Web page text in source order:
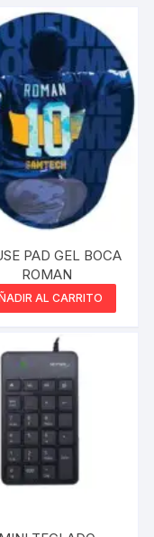
PAD GEL BOCA
ROMAN
AL CARRITO